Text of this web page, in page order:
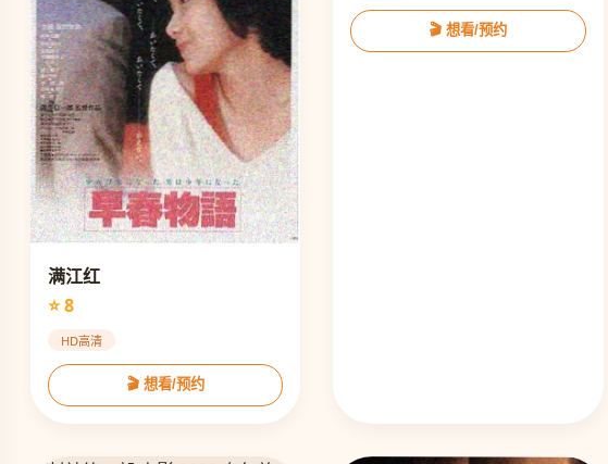
满江红
⭐ 8
HD高清
🎬 想看/预约
🎬 想看/预约